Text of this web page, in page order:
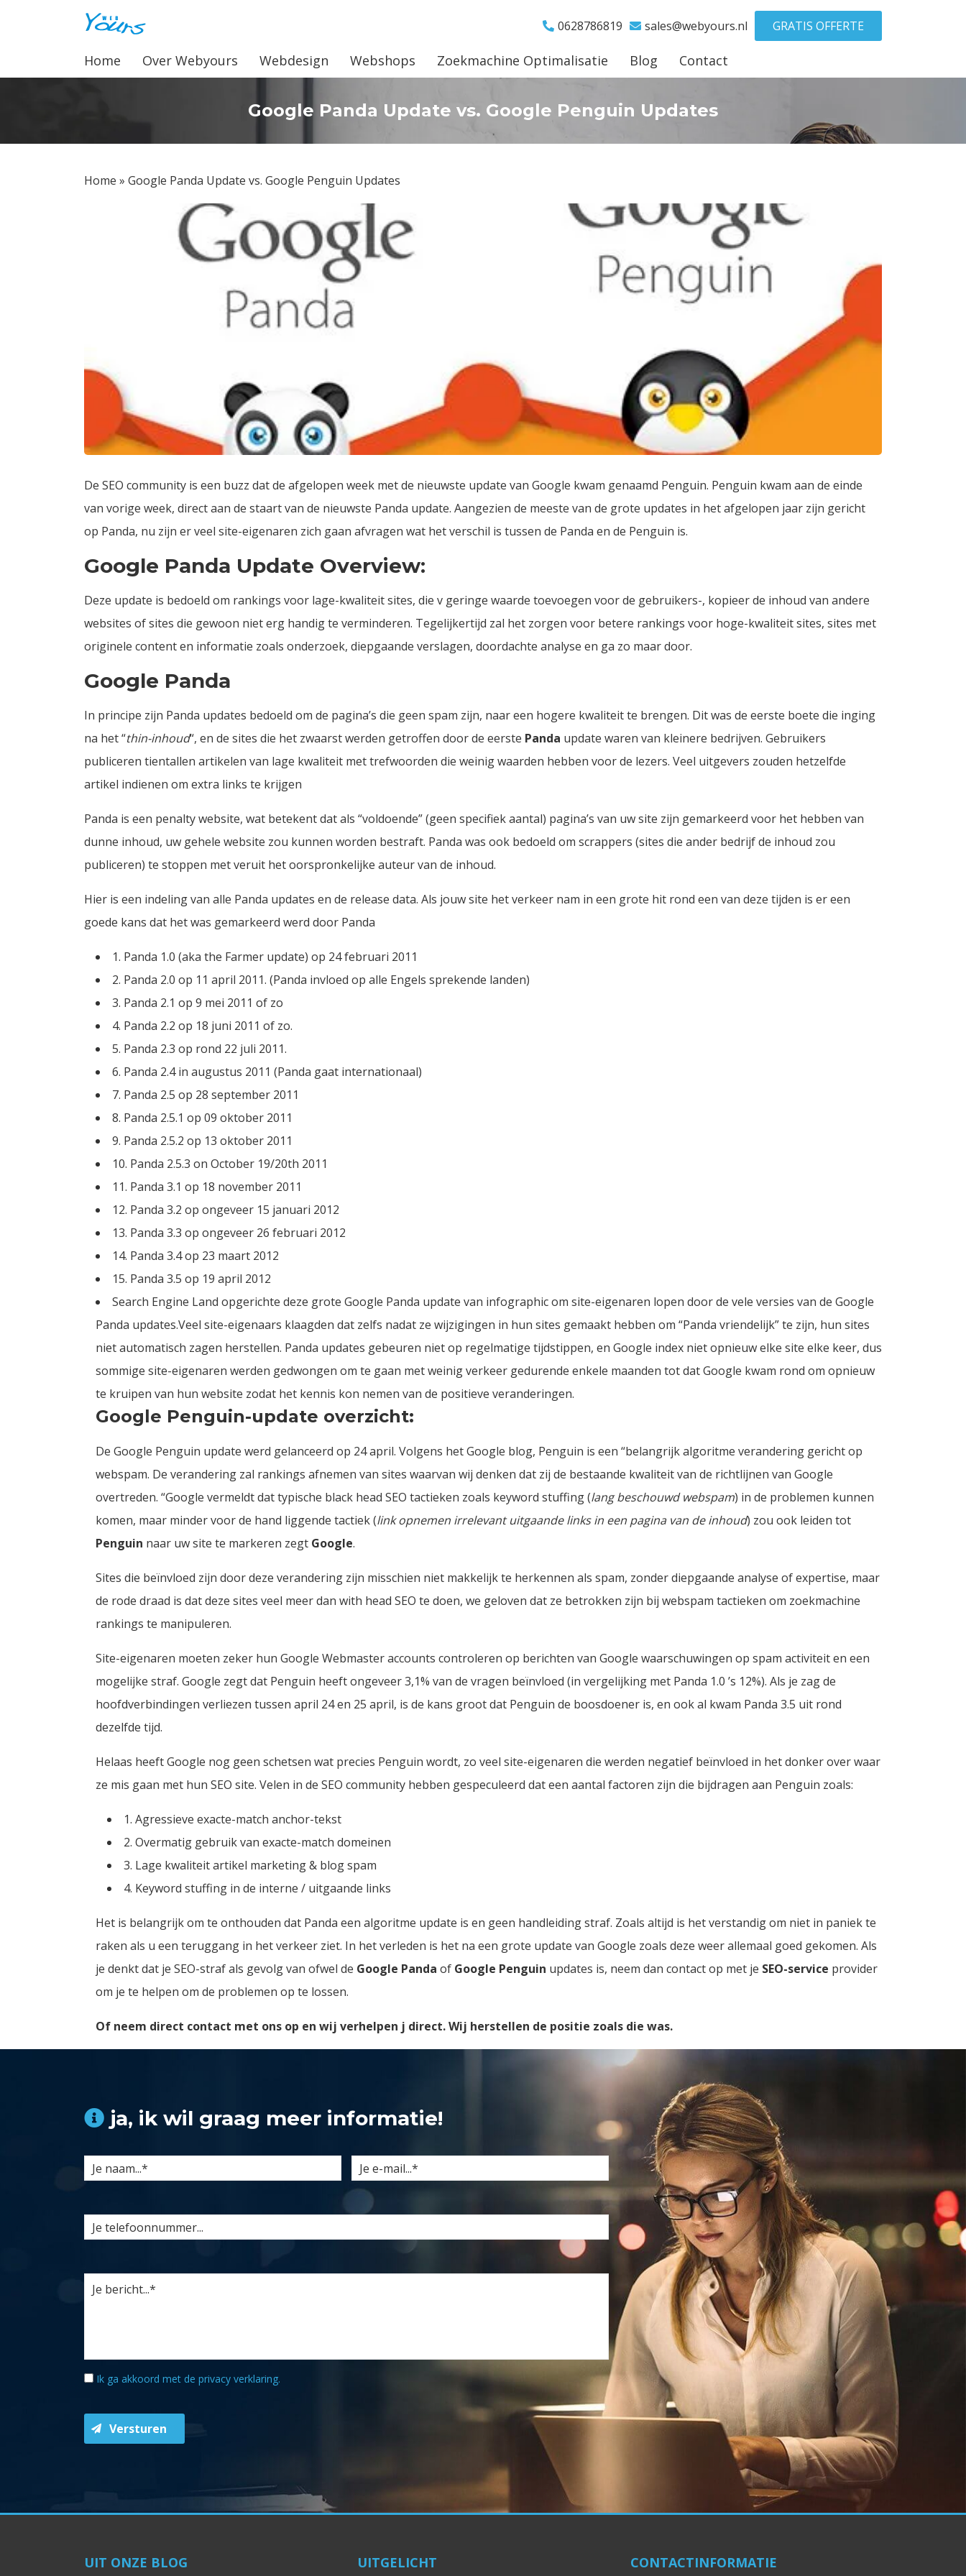
Webdesign
Zoekmachine Optimalisatie
0628786819 sales@webyours.nl GRATIS OFFERTE
Home Over Webyours Webdesign Webshops Zoekmachine Optimalisatie Blog Contact
Google Panda Update vs. Google Penguin Updates
Home » Google Panda Update vs. Google Penguin Updates
De SEO community is een buzz dat de afgelopen week met de nieuwste update van Google kwam genaamd Penguin. Penguin kwam aan de einde
van vorige week, direct aan de staart van de nieuwste Panda update. Aangezien de meeste van de grote updates in het afgelopen jaar zijn gericht
op Panda, nu zijn er veel site-eigenaren zich gaan afvragen wat het verschil is tussen de Panda en de Penguin is.
Google Panda Update Overview:
Deze update is bedoeld om rankings voor lage-kwaliteit sites, die v geringe waarde toevoegen voor de gebruikers-, kopieer de inhoud van andere
websites of sites die gewoon niet erg handig te verminderen. Tegelijkertijd zal het zorgen voor betere rankings voor hoge-kwaliteit sites, sites met
originele content en informatie zoals onderzoek, diepgaande verslagen, doordachte analyse en ga zo maar door.
Google Panda
In principe zijn Panda updates bedoeld om de pagina’s die geen spam zijn, naar een hogere kwaliteit te brengen. Dit was de eerste boete die inging
na het “thin-inhoud“, en de sites die het zwaarst werden getroffen door de eerste Panda update waren van kleinere bedrijven. Gebruikers
publiceren tientallen artikelen van lage kwaliteit met trefwoorden die weinig waarden hebben voor de lezers. Veel uitgevers zouden hetzelfde
artikel indienen om extra links te krijgen
Panda is een penalty website, wat betekent dat als “voldoende” (geen specifiek aantal) pagina’s van uw site zijn gemarkeerd voor het hebben van
dunne inhoud, uw gehele website zou kunnen worden bestraft. Panda was ook bedoeld om scrappers (sites die ander bedrijf de inhoud zou
publiceren) te stoppen met veruit het oorspronkelijke auteur van de inhoud.
Hier is een indeling van alle Panda updates en de release data. Als jouw site het verkeer nam in een grote hit rond een van deze tijden is er een
goede kans dat het was gemarkeerd werd door Panda
1. Panda 1.0 (aka the Farmer update) op 24 februari 2011
2. Panda 2.0 op 11 april 2011. (Panda invloed op alle Engels sprekende landen)
3. Panda 2.1 op 9 mei 2011 of zo
4. Panda 2.2 op 18 juni 2011 of zo.
5. Panda 2.3 op rond 22 juli 2011.
6. Panda 2.4 in augustus 2011 (Panda gaat internationaal)
7. Panda 2.5 op 28 september 2011
8. Panda 2.5.1 op 09 oktober 2011
9. Panda 2.5.2 op 13 oktober 2011
10. Panda 2.5.3 on October 19/20th 2011
11. Panda 3.1 op 18 november 2011
12. Panda 3.2 op ongeveer 15 januari 2012
13. Panda 3.3 op ongeveer 26 februari 2012
14. Panda 3.4 op 23 maart 2012
15. Panda 3.5 op 19 april 2012
Search Engine Land opgerichte deze grote Google Panda update van infographic om site-eigenaren lopen door de vele versies van de Google
Panda updates.Veel site-eigenaars klaagden dat zelfs nadat ze wijzigingen in hun sites gemaakt hebben om “Panda vriendelijk” te zijn, hun sites
niet automatisch zagen herstellen. Panda updates gebeuren niet op regelmatige tijdstippen, en Google index niet opnieuw elke site elke keer, dus
sommige site-eigenaren werden gedwongen om te gaan met weinig verkeer gedurende enkele maanden tot dat Google kwam rond om opnieuw
te kruipen van hun website zodat het kennis kon nemen van de positieve veranderingen.
Google Penguin-update overzicht:
De Google Penguin update werd gelanceerd op 24 april. Volgens het Google blog, Penguin is een “belangrijk algoritme verandering gericht op
webspam. De verandering zal rankings afnemen van sites waarvan wij denken dat zij de bestaande kwaliteit van de richtlijnen van Google
overtreden. “Google vermeldt dat typische black head SEO tactieken zoals keyword stuffing (lang beschouwd webspam) in de problemen kunnen
komen, maar minder voor de hand liggende tactiek (link opnemen irrelevant uitgaande links in een pagina van de inhoud) zou ook leiden tot
Penguin naar uw site te markeren zegt Google.
Sites die beïnvloed zijn door deze verandering zijn misschien niet makkelijk te herkennen als spam, zonder diepgaande analyse of expertise, maar
de rode draad is dat deze sites veel meer dan with head SEO te doen, we geloven dat ze betrokken zijn bij webspam tactieken om zoekmachine
rankings te manipuleren.
Site-eigenaren moeten zeker hun Google Webmaster accounts controleren op berichten van Google waarschuwingen op spam activiteit en een
mogelijke straf. Google zegt dat Penguin heeft ongeveer 3,1% van de vragen beïnvloed (in vergelijking met Panda 1.0 ’s 12%). Als je zag de
hoofdverbindingen verliezen tussen april 24 en 25 april, is de kans groot dat Penguin de boosdoener is, en ook al kwam Panda 3.5 uit rond
dezelfde tijd.
Helaas heeft Google nog geen schetsen wat precies Penguin wordt, zo veel site-eigenaren die werden negatief beïnvloed in het donker over waar
ze mis gaan met hun SEO site. Velen in de SEO community hebben gespeculeerd dat een aantal factoren zijn die bijdragen aan Penguin zoals:
1. Agressieve exacte-match anchor-tekst
2. Overmatig gebruik van exacte-match domeinen
3. Lage kwaliteit artikel marketing & blog spam
4. Keyword stuffing in de interne / uitgaande links
Het is belangrijk om te onthouden dat Panda een algoritme update is en geen handleiding straf. Zoals altijd is het verstandig om niet in paniek te
raken als u een teruggang in het verkeer ziet. In het verleden is het na een grote update van Google zoals deze weer allemaal goed gekomen. Als
je denkt dat je SEO-straf als gevolg van ofwel de Google Panda of Google Penguin updates is, neem dan contact op met je SEO-service provider
om je te helpen om de problemen op te lossen.
Of neem direct contact met ons op en wij verhelpen j direct. Wij herstellen de positie zoals die was.
ja, ik wil graag meer informatie!
Ik ga akkoord met de privacy verklaring.
Versturen
UIT ONZE BLOG UITGELICHT CONTACTINFORMATIE